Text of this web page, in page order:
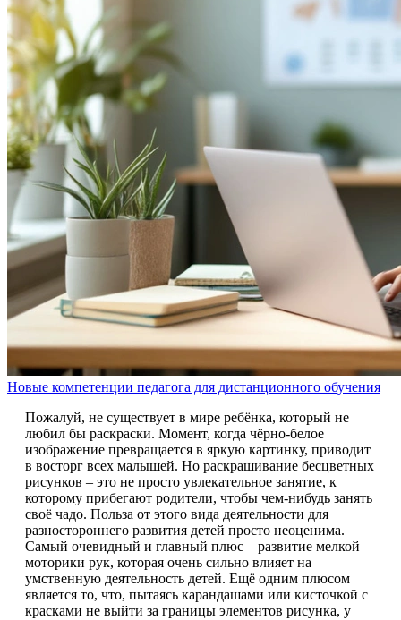
Новые компетенции педагога для дистанционного обучения
Пожалуй, не существует в мире ребёнка, который не
любил бы раскраски. Момент, когда чёрно-белое
изображение превращается в яркую картинку, приводит
в восторг всех малышей. Но раскрашивание бесцветных
рисунков – это не просто увлекательное занятие, к
которому прибегают родители, чтобы чем-нибудь занять
своё чадо. Польза от этого вида деятельности для
разностороннего развития детей просто неоценима.
Самый очевидный и главный плюс – развитие мелкой
моторики рук, которая очень сильно влияет на
умственную деятельность детей. Ещё одним плюсом
является то, что, пытаясь карандашами или кисточкой с
красками не выйти за границы элементов рисунка, у